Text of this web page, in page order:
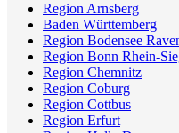
Region Arnsberg
Baden Württemberg
Region Bodensee
Region Bonn Rhein-
Region Chemnitz
Region Coburg
Region Cottbus
Region Erfurt